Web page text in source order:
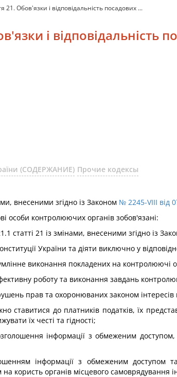
21. Обов'язки і відповідальність посадових ...
і
(СОДЕРЖАНИЕ) Прочие кодексы
внесеними згідно із Законом № 2245-VIII від
особи контролюючих органів зобов'язані:
статті 21 із змінами, внесеними згідно із
України та діяти виключно у
виконання покладених на контролюючі
роботу та виконання завдань
прав та охоронюваних законом інтересів
ставитися до платників податків, їх
їх честі та гідності;
інформації з обмеженим доступом,
інформації з обмеженим доступом
користь органів місцевого самоврядування